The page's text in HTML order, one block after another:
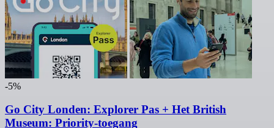
-5%
Go City Londen: Explorer Pas + Het British
Museum: Priority-toegang